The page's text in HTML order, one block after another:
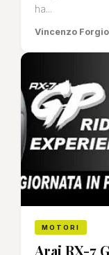
ha...
Vincenzo
MOTORI
Arai RX-7